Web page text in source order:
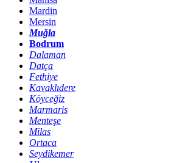
Mardin
Mersin
Muğla
Bodrum
Dalaman
Datça
Fethiye
Kavaklıdere
Köyceğiz
Marmaris
Menteşe
Milas
Ortaca
Seydikemer